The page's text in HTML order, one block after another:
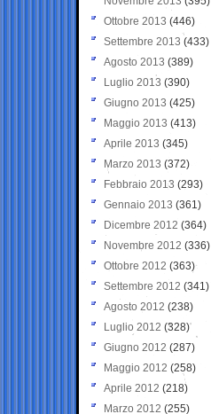
Ottobre 2013 (446)
Settembre 2013 (433)
Agosto 2013 (389)
Luglio 2013 (390)
Giugno 2013 (425)
Maggio 2013 (413)
Aprile 2013 (345)
Marzo 2013 (372)
Febbraio 2013 (293)
Gennaio 2013 (361)
Dicembre 2012 (364)
Novembre 2012 (336)
Ottobre 2012 (363)
Settembre 2012 (341)
Agosto 2012 (238)
Luglio 2012 (328)
Giugno 2012 (287)
Maggio 2012 (258)
Aprile 2012 (218)
Marzo 2012 (255)